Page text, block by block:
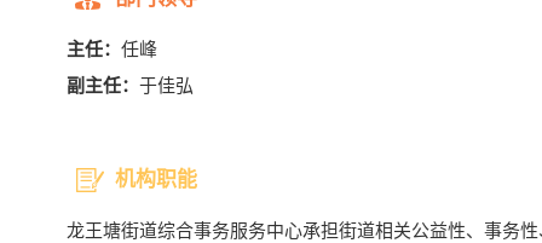
主任： 任峰
副主任： 于佳弘
机构职能
龙王塘街道综合事务服务中心承担街道相关公益性、事务